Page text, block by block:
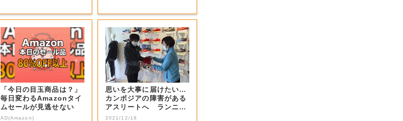
「今日の目玉商品は？」
毎日変わるAmazonタイ
ムセールが見逃せない
AD(Amazon)
思いを大事に届けたい…
カンボジアの障害がある
アスリートへ ランニン
グシューズを寄...
2021/12/18